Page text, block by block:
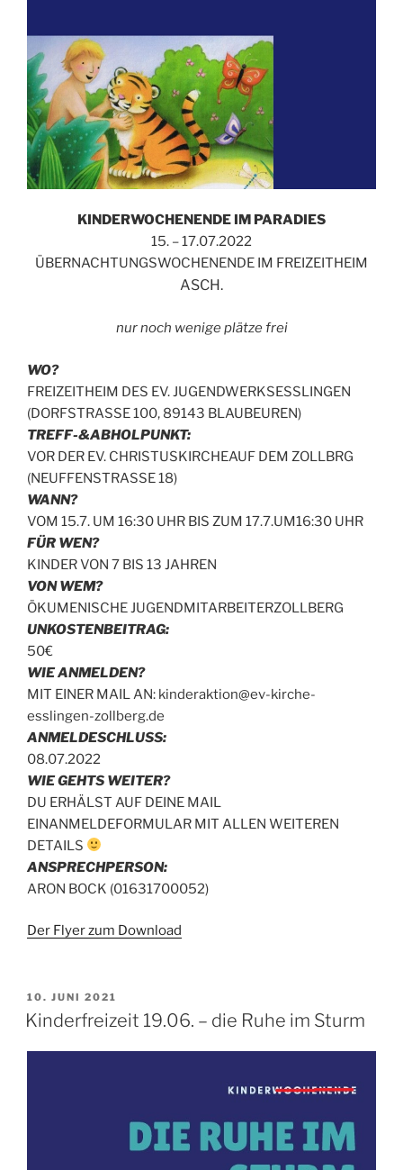
KINDERWOCHENENDE IM PARADIES
15. – 17.07.2022
ÜBERNACHTUNGSWOCHENENDE IM FREIZEITHEIM
ASCH.
nur noch wenige plätze frei
WO?
FREIZEITHEIM DES EV. JUGENDWERKSESSLINGEN
(DORFSTRASSE 100, 89143 BLAUBEUREN)
TREFF-&ABHOLPUNKT:
VOR DER EV. CHRISTUSKIRCHEAUF DEM ZOLLBRG
(NEUFFENSTRASSE 18)
WANN?
VOM 15.7. UM 16:30 UHR BIS ZUM 17.7.UM16:30 UHR
FÜR WEN?
KINDER VON 7 BIS 13 JAHREN
VON WEM?
ÖKUMENISCHE JUGENDMITARBEITERZOLLBERG
UNKOSTENBEITRAG:
50€
WIE ANMELDEN?
MIT EINER MAIL AN: kinderaktion@ev-kirche-
esslingen-zollberg.de
ANMELDESCHLUSS:
08.07.2022
WIE GEHTS WEITER?
DU ERHÄLST AUF DEINE MAIL
EINANMELDEFORMULAR MIT ALLEN WEITEREN
DETAILS
ANSPRECHPERSON:
ARON BOCK (01631700052)
Der Flyer zum Download
VERÖFFENTLICHT
AM
10. JUNI 2021
Kinderfreizeit 19.06. – die Ruhe im Sturm